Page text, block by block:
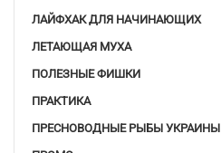
ЛАЙФХАК ДЛЯ НАЧИНАЮЩИХ
ЛЕТАЮЩАЯ МУХА
ПОЛЕЗНЫЕ ФИШКИ
ПРАКТИКА
ПРЕСНОВОДНЫЕ РЫБЫ УКРАИНЫ